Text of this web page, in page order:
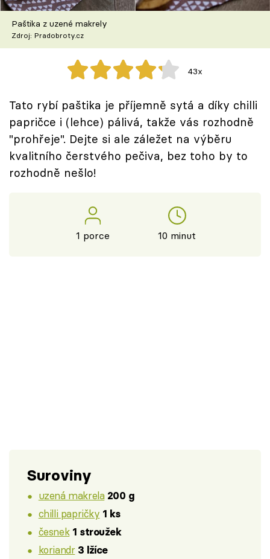
Škola vaření
Recepty z TV
Speciál: Cuketa
Těhotnej kuchař
Sledujte prima+
Přihlášení
Paštika z uzené makrely
Zdroj: Pradobroty.cz
43x
Tato rybí paštika je příjemně sytá a díky chilli
papričce i (lehce) pálivá, takže vás rozhodně
"prohřeje". Dejte si ale záležet na výběru
kvalitního čerstvého pečiva, bez toho by to
rozhodně nešlo!
1 porce 10 minut
Suroviny
uzená makrela 200 g
chilli papričky 1 ks
česnek 1 stroužek
koriandr 3 lžíce